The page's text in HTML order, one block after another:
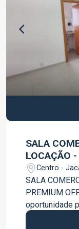
SALA
LOCAÇÃO
Centro -
SALA
PREMIUM OFFICE
oportunidade
dos edifícios